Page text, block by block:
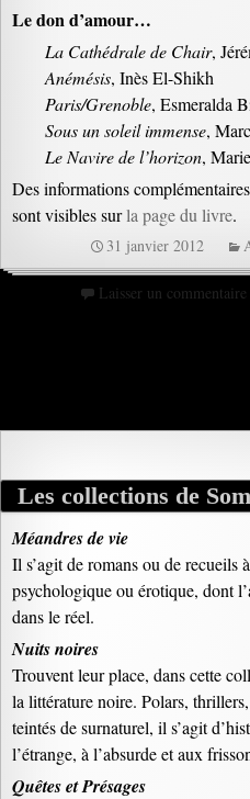
Le don d’amour…
La Cathédrale de Chair,
Anémésis, Inès El-Shikh
Paris/Grenoble, Esmeralda
Sous un soleil immense,
Le Navire de l’horizon,
Des informations
sont visibles surla page du livre.
31 janvier 2012
Laisser un commentaire
Les collections de
Méandres de vie
Il s’agit de romans ou de recueils
psychologique ou érotique, dont
dans le réel.
Nuits noires
Trouvent leur place, dans cette
la littérature noire. Polars,
teintés de surnaturel, il s’agit
l’étrange, à l’absurde et aux
Quêtes et Présages